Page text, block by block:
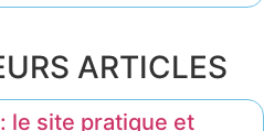
ARTICLES
le site pratique et